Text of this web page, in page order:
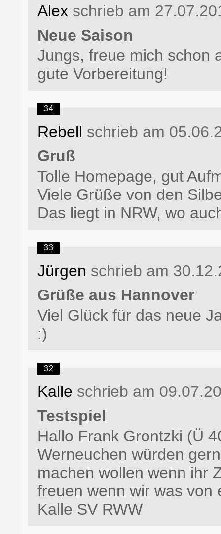
Alex schrieb am
Neue Saison
Jungs, freue mich schon
gute Vorbereitung!
34
Rebell schrieb am
Gruß
Tolle Homepage, gut
Viele Grüße von den
Das liegt in NRW, wo
33
Jürgen schrieb am
Grüße aus Hannover
Viel Glück für das neue
:)
32
Kalle schrieb am
Testspiel
Hallo Frank Grontzki (Ü
Werneuchen würden
machen wollen wenn ihr
freuen wenn wir was von
Kalle SV RWW